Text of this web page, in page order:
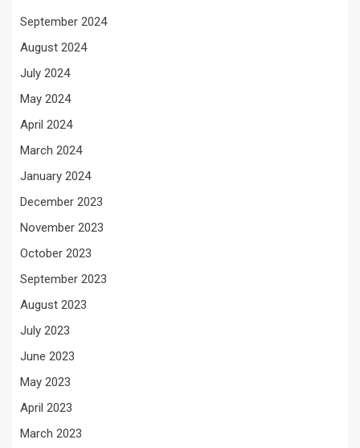
September 2024
August 2024
July 2024
May 2024
April 2024
March 2024
January 2024
December 2023
November 2023
October 2023
September 2023
August 2023
July 2023
June 2023
May 2023
April 2023
March 2023